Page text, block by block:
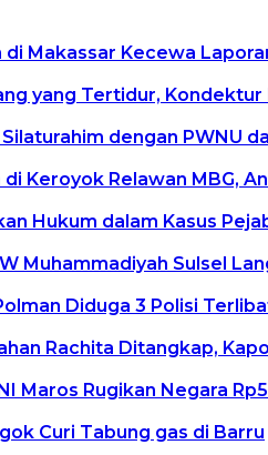
di Makassar Kecewa
yang Tertidur,
dengan PWNU
Keroyok Relawan MBG,
Hukum dalam Kasus
Muhammadiyah Sulsel
Diduga 3 Polisi
Rachita Ditangkap,
Maros Rugikan Negara
Curi Tabung gas di Barru